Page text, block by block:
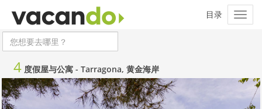
4 度假屋与公寓 - Tarragona, 黄金海岸